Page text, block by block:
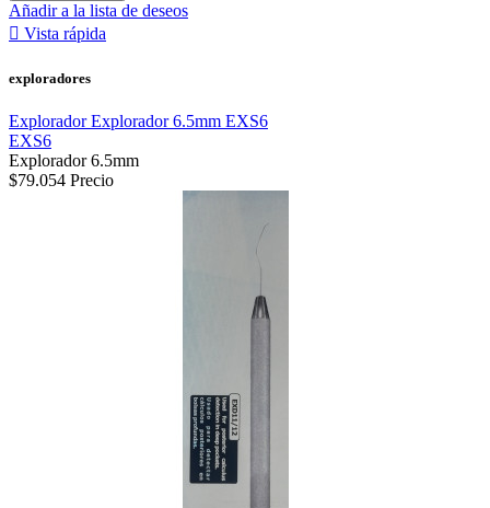
Añadir a la lista de deseos
 Vista rápida
exploradores
Explorador Explorador 6.5mm EXS6
EXS6
Explorador 6.5mm
$79.054 Precio